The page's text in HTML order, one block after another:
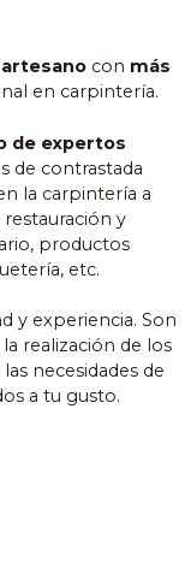
con más
en carpintería.
de expertos
de contrastada
la carpintería a
y
productos
etc.
y experiencia. Son
realización de los
necesidades de
a tu gusto.